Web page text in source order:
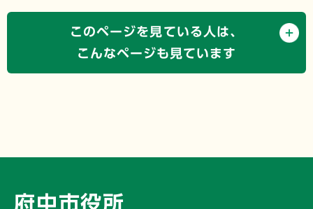
このページを見ている人は、
こんなページも見ています
府中市役所